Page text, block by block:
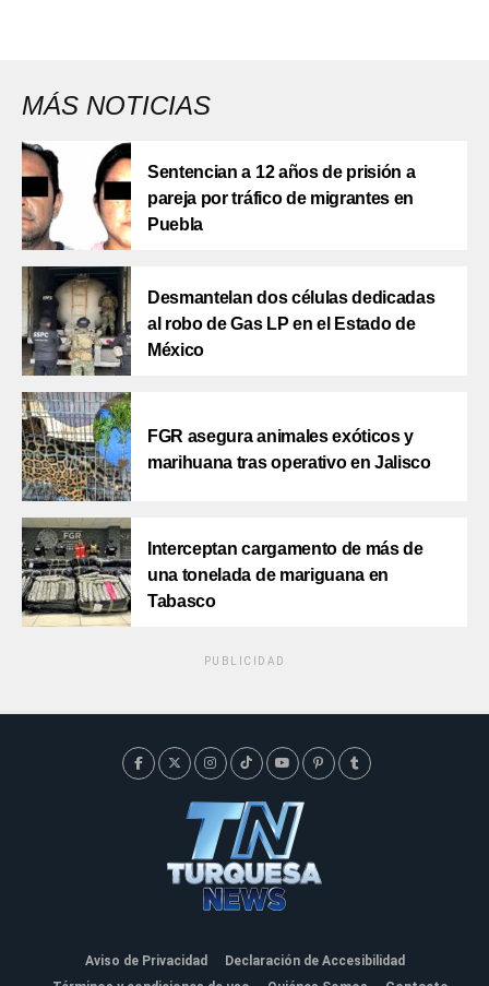
MÁS NOTICIAS
Sentencian a 12 años de prisión a
pareja por tráfico de migrantes en
Puebla
Desmantelan dos células dedicadas
al robo de Gas LP en el Estado de
México
FGR asegura animales exóticos y
marihuana tras operativo en Jalisco
Interceptan cargamento de más de
una tonelada de mariguana en
Tabasco
PUBLICIDAD
Aviso de Privacidad
Declaración de Accesibilidad